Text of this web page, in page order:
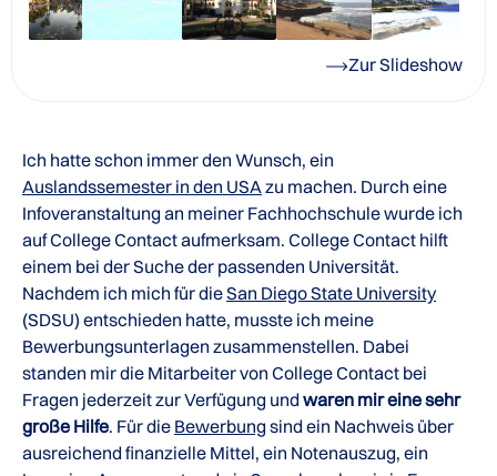
Zur Slideshow
Ich hatte schon immer den Wunsch, ein
Auslandssemester in den USAzu machen. Durch eine
Infoveranstaltung an meiner Fachhochschule wurde ich
auf College Contact aufmerksam. College Contact hilft
einem bei der Suche der passenden Universität.
Nachdem ich mich für dieSan Diego State University
(SDSU) entschieden hatte, musste ich meine
Bewerbungsunterlagen zusammenstellen. Dabei
standen mir die Mitarbeiter von College Contact bei
Fragen jederzeit zur Verfügung und waren mir eine sehr
große Hilfe. Für die Bewerbung sind ein Nachweis über
ausreichend finanzielle Mittel, ein Notenauszug, ein